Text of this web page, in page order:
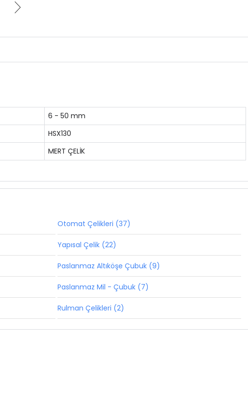
6 - 50 mm
HSX130
MERT ÇELİK
Otomat Çelikleri (37)
Yapısal Çelik (22)
Paslanmaz Altıköşe Çubuk (9)
Paslanmaz Mil - Çubuk (7)
Rulman Çelikleri (2)